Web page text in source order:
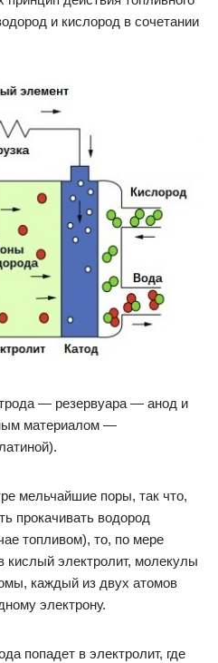
и кислород в сочетании
— резервуара — анод и
материалом —
мельчайшие поры, так что,
прокачивать водород
топливом), то, по мере
кислый электролит, молекулы
каждый из двух атомов
электрону.
попадет в электролит, где